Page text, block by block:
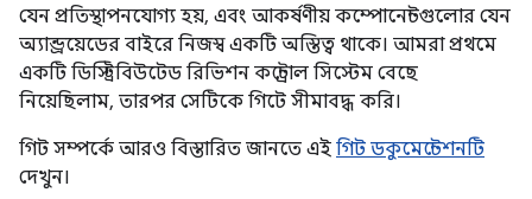
যেন প্রতিস্থাপনযোগ্য হয়, এবং আকর্ষণীয় কম্পোনেন্টগুলোর যেন
অ্যান্ড্রয়েডের বাইরে নিজস্ব একটি অস্তিত্ব থাকে। আমরা প্রথমে
একটি ডিস্ট্রিবিউটেড রিভিশন কন্ট্রোল সিস্টেম বেছে
নিয়েছিলাম, তারপর সেটিকে গিটে সীমাবদ্ধ করি।
গিট সম্পর্কে আরও বিস্তারিত জানতে এই গিট ডকুমেন্টেশনটি
দেখুন।